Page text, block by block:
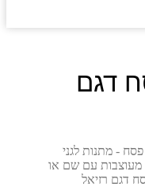
דגם
פסח - מתנות לגני
מעוצבות עם שם או
דגם רזיאל